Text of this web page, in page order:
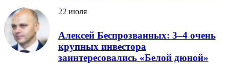
22 июля
Алексей Беспрозванных: 3–4 очень
крупных инвестора
заинтересовались «Белой дюной»